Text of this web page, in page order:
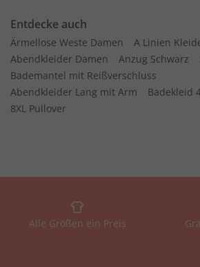
Entdecke auch
Ärmellose Weste Damen
A Linien
Abendkleider Damen
Anzug Schwarz
Bademantel mit Reißverschluss
Abendkleider Lang mit Arm
Badekleid
8XL Pullover
Alle Größen ein Preis